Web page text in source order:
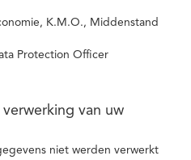
K.M.O., Middenstand
Protection Officer
van uw
niet werden verwerkt